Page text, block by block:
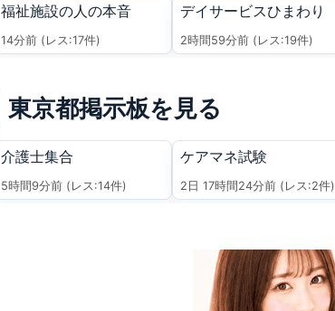
福祉施設の人の本音
14分前 (レス:17件)
デイサービスひまわり
2時間59分前 (レス:19件)
東京都掲示板を見る
介護士集合
5時間9分前 (レス:14件)
ケアマネ試験
2日 17時間24分前 (レス:2件)